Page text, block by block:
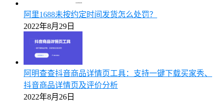
阿里1688未按约定时间发货怎么处罚？
2022年8月29日
阿明查查抖音商品详情页工具：支持一键下载买家秀、
抖音商品详情页及评价分析
2022年8月26日